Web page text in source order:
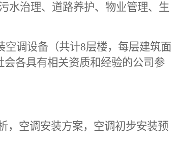
水治理、道路养护、物业管理、生
空调设备 （共计8层楼，每层建筑面
各具有相关资质和经验的公司参
，空调安装方案，空调初步安装预